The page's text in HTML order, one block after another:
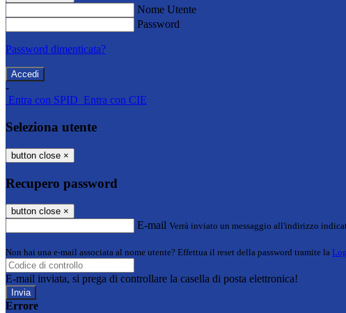
Nome Utente
Password
Password dimenticata?
-
Entra con SPID Entra con CIE
Seleziona utente
button close ×
Recupero password
button close ×
E-mail Verrà inviato un messaggio all'indirizzo
Non hai una e-mail associata al nome utente? Effettua il reset della password tramite la
E-mail inviata, si prega di controllare la casella di posta elettronica!
Errore